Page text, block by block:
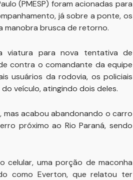
(PMESP) foram acionadas para
já sobre a ponte, os
manobra brusca de retorno.
viatura para nova tentativa de
contra o comandante da equipe
usuários da rodovia, os policiais
veículo, atingindo dois deles.
acabou abandonando o carro
próximo ao Rio Paraná, sendo
celular, uma porção de maconha
como Everton, que relatou ter